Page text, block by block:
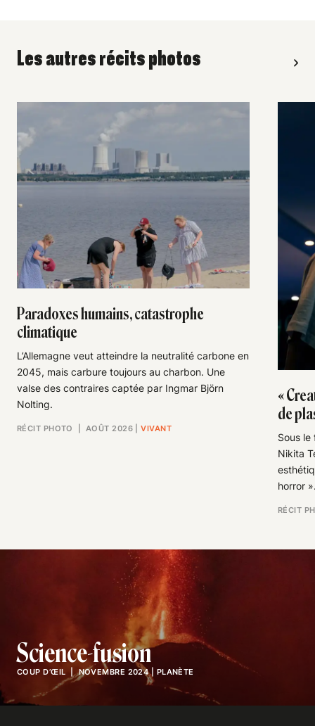
Les autres récits photos
Paradoxes humains, catastrophe
climatique
L’Allemagne veut atteindre la neutralité carbone en
2045, mais carbure toujours au charbon. Une
valse des contraires captée par Ingmar Björn
Nolting.
RÉCIT PHOTO | AOÛT 2026 |VIVANT
«
de
Sous
Nikita
horror
RÉCIT
COUP D’ŒIL | NOVEMBRE 2024| PLANÈTE
Science-fusion